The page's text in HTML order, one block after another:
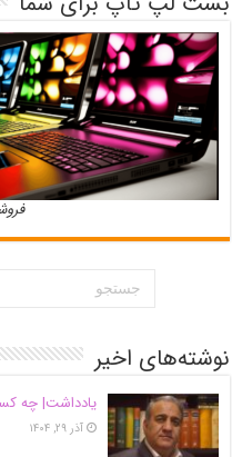
نوشته‌های اخیر
یادداشت| ‌چه
آذر ۲۹, ۱۴۰۴